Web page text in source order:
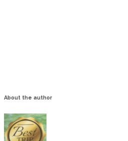
About the author